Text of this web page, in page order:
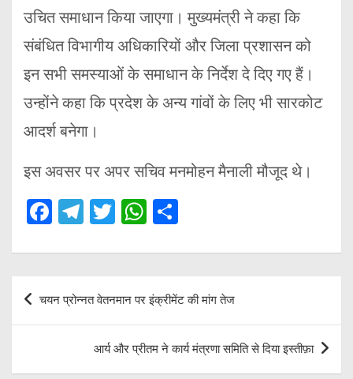
उचित समाधान किया जाएगा। मुख्यमंत्री ने कहा कि
संबंधित विभागीय अधिकारियों और जिला प्रशासन को
इन सभी समस्याओं के समाधान के निर्देश दे दिए गए हैं।
उन्होंने कहा कि प्रदेश के अन्य गांवों के लिए भी सारकोट
आदर्श बनेगा।
इस अवसर पर अपर सचिव मनमोहन मैनाली मौजूद थे।
F
ce
o
T
e
gr
a
m
T
tt
W
at
s
A
p
p
ar
Post
navigation
चयन प्रोन्नत वेतनमान पर इंक्रीमेंट की मांग तेज
आर्य और प्रीतम ने कार्य मंत्रणा समिति से दिया इस्तीफ़ा